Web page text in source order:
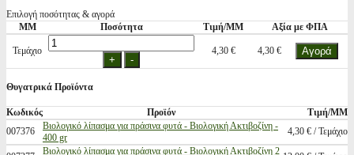
Επιλογή ποσότητας & αγορά
ΜΜ
Ποσότητα Τιμή/ΜΜ Αξία με ΦΠΑ
Τεμάχιο 4,30 € 4,30 €
Θυγατρικά Προϊόντα
Κωδικός Προϊόν
Τιμή/ΜΜ
007376
Βιολογικό λίπασμα για πράσινα φυτά - Βιολογική Ακτιβοζίνη -
400 gr
4,30 € / Τεμάχιο
Βιολογικό λίπασμα για πράσινα φυτά - Βιολογική Ακτιβοζίνη 2